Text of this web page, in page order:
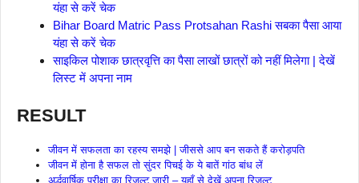
यंहा से करें चेक
Bihar Board Matric Pass Protsahan Rashi सबका पैसा आया
यंहा से करें चेक
साइकिल पोशाक छात्रवृत्ति का पैसा लाखों छात्रों को नहीं मिलेगा | देखें
लिस्ट में अपना नाम
RESULT
जीवन में सफलता का रहस्य समझे | जीससे आप बन सकते हैं करोड़पति
जीवन में होना है सफल तो सुंदर पिचई के ये बातें गांठ बांध लें
अर्द्धवार्षिक परीक्षा का रिजल्ट जारी – यहाँ से देखें अपना रिजल्ट